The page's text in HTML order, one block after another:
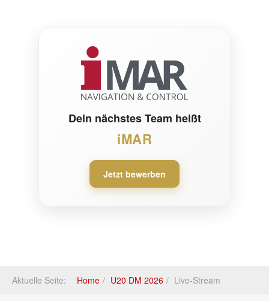
Dein nächstes Team heißt
iMAR
Jetzt bewerben
Aktuelle Seite: Home U20 DM 2026 Live-Stream